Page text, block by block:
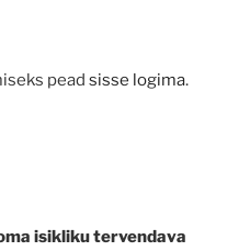
pead sisse logima.
isikliku tervendava